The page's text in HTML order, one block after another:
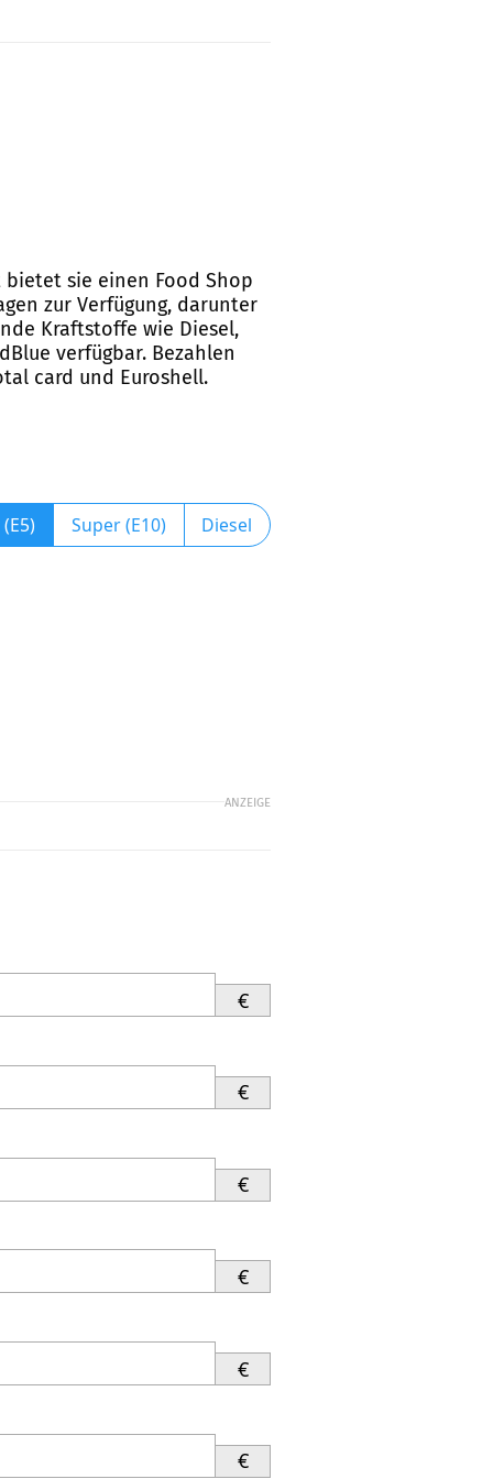
bietet sie einen Food Shop
zur Verfügung, darunter
Kraftstoffe wie Diesel,
verfügbar. Bezahlen
card und Euroshell.
Super (E10) Diesel
ANZEIGE
€
€
€
€
€
€